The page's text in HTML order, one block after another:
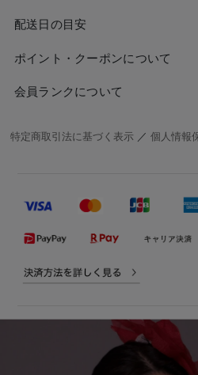
配送日の目安
ポイント・クーポンについて
会員ランクについて
特定商取引法に基づく表示 ／個人情報